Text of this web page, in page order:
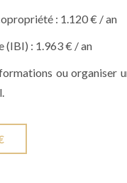
: 1.120 € / an
(IBI) : 1.963 € / an
ou organiser